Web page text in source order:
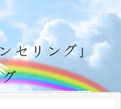
セリング」